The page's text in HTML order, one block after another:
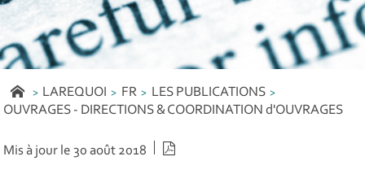
LAREQUOI FR
LES PUBLICATIONS
OUVRAGES - DIRECTIONS & COORDINATION d'OUVRAGES
Mis à jour le 30 août 2018